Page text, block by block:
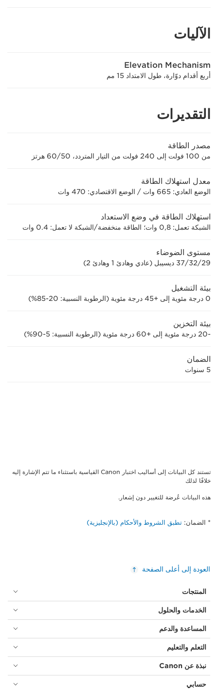
الآليات
Elevation Mechanism
أربع أقدام دوّارة، طول الامتداد 15 مم
التقديرات
مصدر الطاقة
من 100 فولت إلى 240 فولت من التيار المتردد، 50/‏60 هرتز
معدل استهلاك الطاقة
الوضع العادي: 665 وات / الوضع الاقتصادي: 470 وات
استهلاك الطاقة في وضع الاستعداد
الشبكة تعمل: 0,8 وات؛ الطاقة منخفضة/الشبكة لا تعمل: 0.4 وات
مستوى الضوضاء
37/32/29 ديسيبل (عادي وهادئ 1 وهادئ 2)
بيئة التشغيل
0 درجة مئوية إلى +45 درجة مئوية (الرطوبة النسبية: 20-85%)
بيئة التخزين
-20 درجة مئوية إلى +60 درجة مئوية (الرطوبة النسبية: 5-90%)
الضمان
5 سنوات
تستند كل البيانات إلى أساليب اختبار Canon القياسية باستثناء ما تتم الإشارة إليه
خلافًا لذلك
هذه البيانات عُرضة للتغيير دون إشعار.
* الضمان: تطبق الشروط والأحكام (بالإنجليزية)
العودة إلى أعلى الصفحة
المنتجات
الخدمات والحلول
المساعدة والدعم
التعلم والتعليم
نبذة عن Canon
حسابي